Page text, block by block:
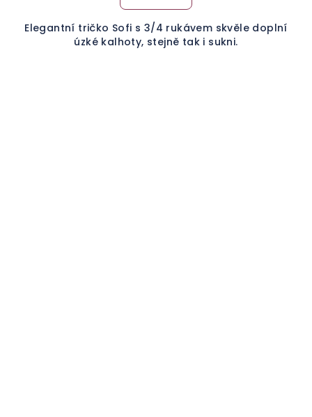
Elegantní tričko Sofi s 3/4 rukávem skvěle doplní
úzké kalhoty, stejně tak i sukni.